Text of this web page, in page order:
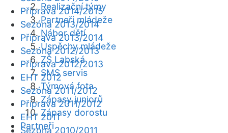
Realizační týmy
Partneři mládeže
Nábor dětí
Úspěchy mládeže
ZŠ Labská
SMS servis
Týmová fota
Zápasy juniorů
Zápasy dorostu
Partneři
Příprava 2014/2015
Sezóna 2013/2014
Příprava 2013/2014
Sezóna 2012/2013
Příprava 2012/2013
EHT 2012
Sezóna 2011/2012
Příprava 2011/2012
EHT 2011
Sezóna 2010/2011